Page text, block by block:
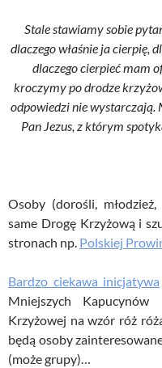
Stale stawiamy sobie
dlaczego właśnie ja cierpię,
dlaczego cierpieć mam
kroczymy po drodze
odpowiedzi nie wystarczają.
Pan Jezus, z którym
Osoby (dorośli,
same Drogę Krzyżową i
stronach np. Polskiej
Bardzo ciekawa inicjatywa
Mniejszych
Krzyżowej na wzór róż
będą osoby
(może grupy)…